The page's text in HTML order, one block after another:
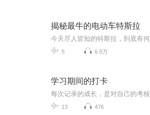
揭秘最牛的电动车特斯拉
5 6.9万
学习期间的打卡
每次记录的成长，是对自己的考核
13 476